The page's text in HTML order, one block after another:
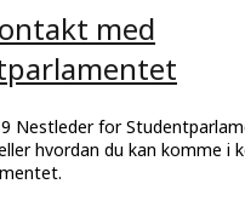
med
Nestleder for
hvordan du kan komme i